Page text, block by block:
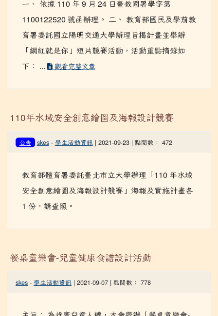
一、 依據 110 年 9 月 24 日臺教國署學字第
1100122520 號函辦理。 二、 教育部國民及學前教
育署委託國立陽明交通大學辦理旨揭計畫並舉辦
「網紅就是你」短片競賽活動，活動重點摘錄如
下： ...
觀看完整文章
110年水域安全創意繪圖及海報設計競賽
公告 skes-學生活動資訊| 2021-09-23 | 點閱數： 472
教育部體育署委託臺北市立大學辦理「110 年水域
安全創意繪圖及海報設計競賽」海報及實施計畫各
1 份，請查照。
餐桌童樂會-兒童健康食譜設計活動
skes 學生活動資訊 | 2021-09-07 | 點閱數： 778